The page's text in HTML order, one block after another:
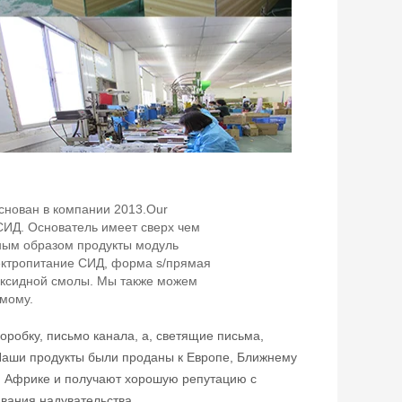
в компании 2013.Our
Основатель имеет сверх чем
образом продукты модуль
СИД, форма s/прямая
смолы. Мы также можем
письмо канала, a, светящие письма,
продукты были проданы к Европе, Ближнему
и получают хорошую репутацию с